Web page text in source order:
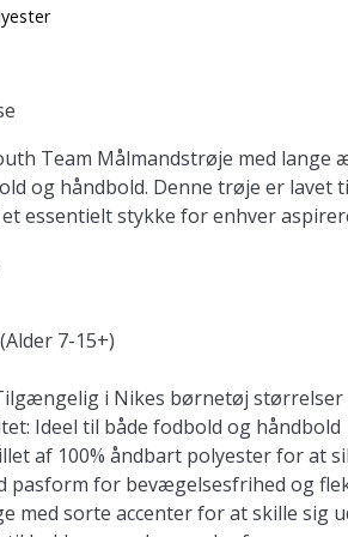
Team Målmandstrøje med lange
og håndbold. Denne trøje er lavet
essentielt stykke for enhver
7-15+)
i Nikes børnetøj størrelser
Ideel til både fodbold og håndbold
af 100% åndbart polyester for at
pasform for bevægelsesfrihed og
med sorte accenter for at skille sig